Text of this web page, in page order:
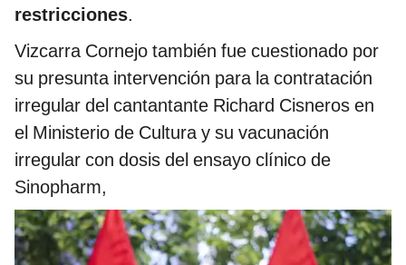
restricciones.
Vizcarra Cornejo también fue cuestionado por
su presunta intervención para la contratación
irregular del cantantante Richard Cisneros en
el Ministerio de Cultura y su vacunación
irregular con dosis del ensayo clínico de
Sinopharm,